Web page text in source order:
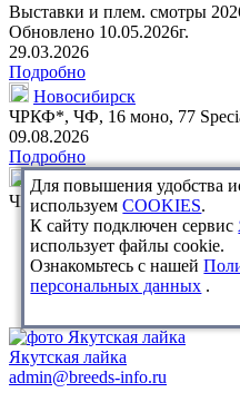
Выставки и плем. смотры
Обновлено 10.05.2026г.
29.03.2026
Подробно
Новосибирск
ЧРКФ*, ЧФ, 16 моно, 77
09.08.2026
Подробно
Новосибирск
ЧРКФ, ЧФ
Якутская лайка
admin@breeds-info.ru
Для повышения удобства
используемCOOKIES.
К сайту подключен сервис
использует файлы cookie.
Ознакомьтесь с нашей
персональных данных .